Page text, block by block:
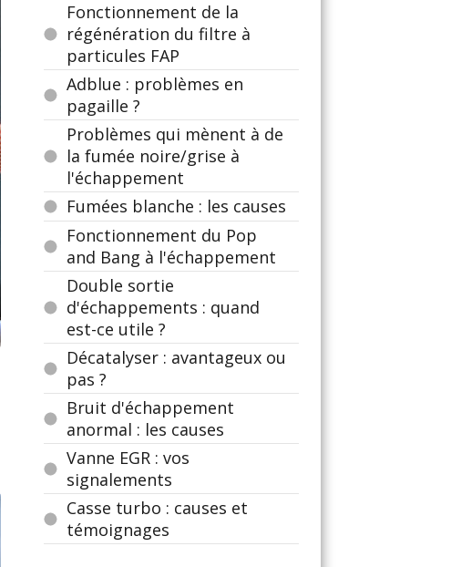
Fonctionnement de la
régénération du filtre à
particules FAP
Adblue : problèmes en
pagaille ?
Problèmes qui mènent à de
la fumée noire/grise à
l'échappement
Fumées blanche : les causes
Fonctionnement du Pop
and Bang à l'échappement
Double sortie
d'échappements : quand
est-ce utile ?
Décatalyser : avantageux ou
pas ?
Bruit d'échappement
anormal : les causes
Vanne EGR : vos
signalements
Casse turbo : causes et
témoignages